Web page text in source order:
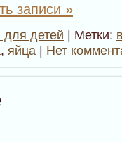
записи »
детей | Метки:
, яйца | Нет